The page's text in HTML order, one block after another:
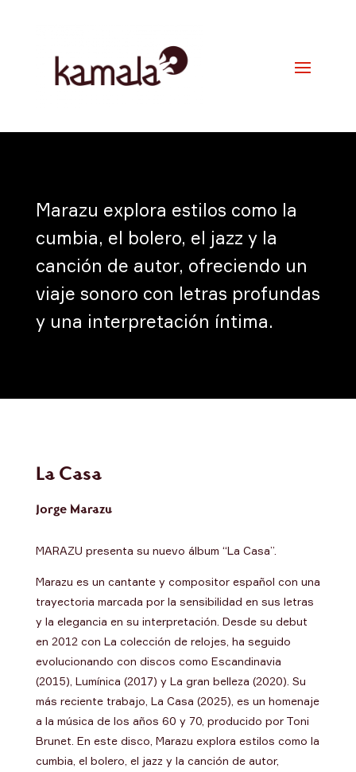
Marazu explora estilos como la
cumbia, el bolero, el jazz y la
canción de autor, ofreciendo un
viaje sonoro con letras profundas
y una interpretación íntima.
La Casa
Jorge Marazu
MARAZU presenta su nuevo álbum “La Casa”.
Marazu es un cantante y compositor español con una
trayectoria marcada por la sensibilidad en sus letras
y la elegancia en su interpretación. Desde su debut
en 2012 con La colección de relojes, ha seguido
evolucionando con discos como Escandinavia
(2015), Lumínica (2017) y La gran belleza (2020). Su
más reciente trabajo, La Casa (2025), es un homenaje
a la música de los años 60 y 70, producido por Toni
Brunet. En este disco, Marazu explora estilos como la
cumbia, el bolero, el jazz y la canción de autor,